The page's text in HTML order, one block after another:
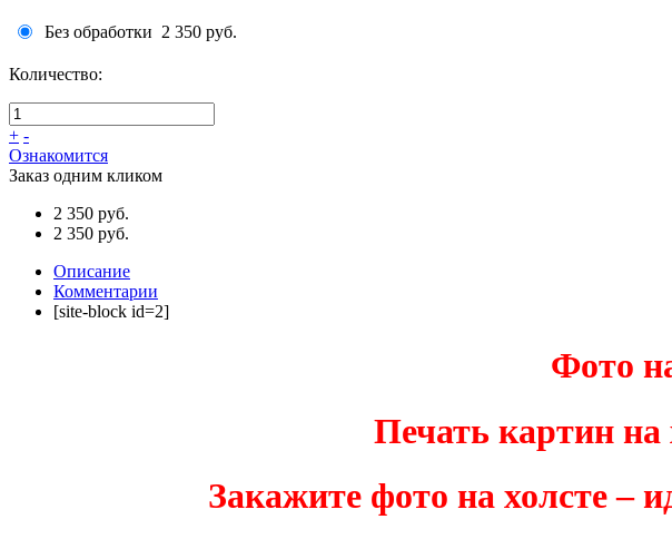
Без обработки 2 350 руб.
Количество:
+ -
Ознакомится
Заказ одним кликом
2 350 руб.
2 350 руб.
Описание
Комментарии
[site-block id=2]
Фото
Печать картин
Закажите фото на холсте –